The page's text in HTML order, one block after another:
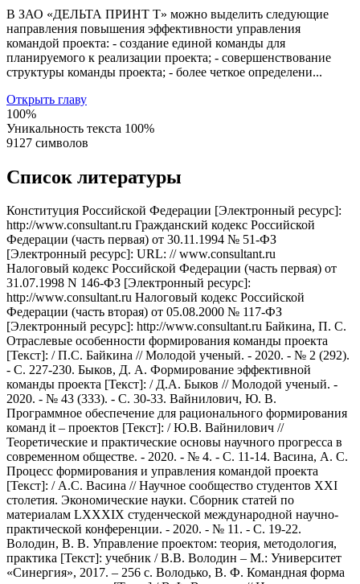
В ЗАО «ДЕЛЬТА ПРИНТ Т» можно выделить следующие
направления повышения эффективности управления
командой проекта: - создание единой команды для
планируемого к реализации проекта; - совершенствование
структуры команды проекта; - более четкое определени...
Открыть главу
100%
Уникальность текста 100%
9127 символов
Список литературы
Конституция Российской Федерации [Электронный ресурс]:
http://www.consultant.ru Гражданский кодекс Российской
Федерации (часть первая) от 30.11.1994 № 51-ФЗ
[Электронный ресурс]: URL: // www.consultant.ru
Налоговый кодекс Российской Федерации (часть первая) от
31.07.1998 N 146-ФЗ [Электронный ресурс]:
http://www.consultant.ru Налоговый кодекс Российской
Федерации (часть вторая) от 05.08.2000 № 117-ФЗ
[Электронный ресурс]: http://www.consultant.ru Байкина, П. С.
Отраслевые особенности формирования команды проекта
[Текст]: / П.С. Байкина // Молодой ученый. - 2020. - № 2 (292).
- С. 227-230. Быков, Д. А. Формирование эффективной
команды проекта [Текст]: / Д.А. Быков // Молодой ученый. -
2020. - № 43 (333). - С. 30-33. Вайнилович, Ю. В.
Программное обеспечение для рационального формирования
команд it – проектов [Текст]: / Ю.В. Вайнилович //
Теоретические и практические основы научного прогресса в
современном обществе. - 2020. - № 4. - С. 11-14. Васина, А. С.
Процесс формирования и управления командой проекта
[Текст]: / А.С. Васина // Научное сообщество студентов XXI
столетия. Экономические науки. Сборник статей по
материалам LXXXIX студенческой международной научно-
практической конференции. - 2020. - № 11. - С. 19-22.
Володин, В. В. Управление проектом: теория, методология,
практика [Текст]: учебник / В.В. Володин – М.: Университет
«Синергия», 2017. – 256 с. Володько, В. Ф. Командная форма